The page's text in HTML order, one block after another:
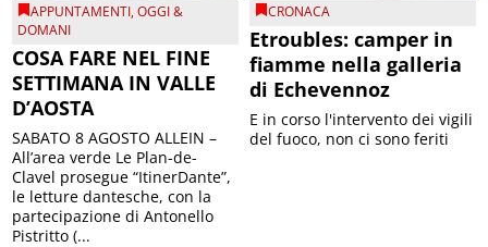
APPUNTAMENTI,OGGI &
DOMANI
COSA FARE NEL FINE
SETTIMANA IN VALLE
D’AOSTA
SABATO 8 AGOSTO ALLEIN –
All’area verde Le Plan-de-
Clavel prosegue “ItinerDante”,
le letture dantesche, con la
partecipazione di Antonello
Pistritto (...
CRONACA
Etroubles: camper in
fiamme nella galleria
di Echevennoz
E in corso l'intervento dei vigili
del fuoco, non ci sono feriti